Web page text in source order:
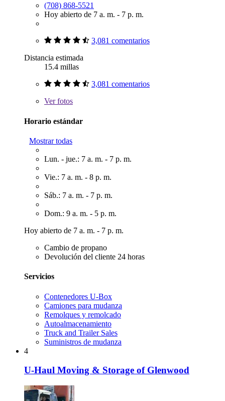
(708) 868-5521
Hoy abierto de 7 a. m. - 7 p. m.
3,081 comentarios
Distancia estimada
15.4 millas
3,081 comentarios
Verfotos
Horario estándar
Mostrar todas
Lun. - jue.: 7 a. m. - 7 p. m.
Vie.: 7 a. m. - 8 p. m.
Sáb.: 7 a. m. - 7 p. m.
Dom.: 9 a. m. - 5 p. m.
Hoy abierto de 7 a. m. - 7 p. m.
Cambio de propano
Devolución del cliente 24 horas
Servicios
Contenedores U-Box
Camiones para mudanza
Remolques y remolcado
Autoalmacenamiento
Truck and Trailer Sales
Suministros de mudanza
4
U-Haul Moving & Storage of Glenwood